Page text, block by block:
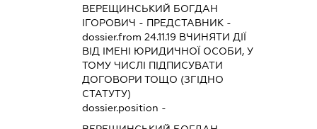
ВЕРЕЩИНСЬКИЙ БОГДАН
ІГОРОВИЧ - ПРЕДСТАВНИК -
dossier.from 24.11.19 ВЧИНЯТИ ДІЇ
ВІД ІМЕНІ ЮРИДИЧНОЇ ОСОБИ, У
ТОМУ ЧИСЛІ ПІДПИСУВАТИ
ДОГОВОРИ ТОЩО (ЗГІДНО
СТАТУТУ)
dossier.position -